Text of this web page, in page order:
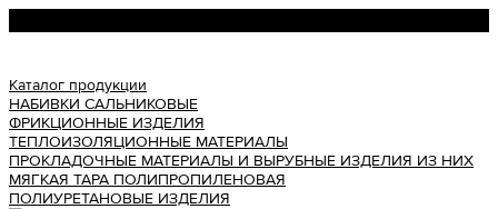
Каталог продукции
НАБИВКИ САЛЬНИКОВЫЕ
ФРИКЦИОННЫЕ ИЗДЕЛИЯ
ТЕПЛОИЗОЛЯЦИОННЫЕ МАТЕРИАЛЫ
ПРОКЛАДОЧНЫЕ МАТЕРИАЛЫ И ВЫРУБНЫЕ ИЗДЕЛИЯ ИЗ НИХ
МЯГКАЯ ТАРА ПОЛИПРОПИЛЕНОВАЯ
ПОЛИУРЕТАНОВЫЕ ИЗДЕЛИЯ